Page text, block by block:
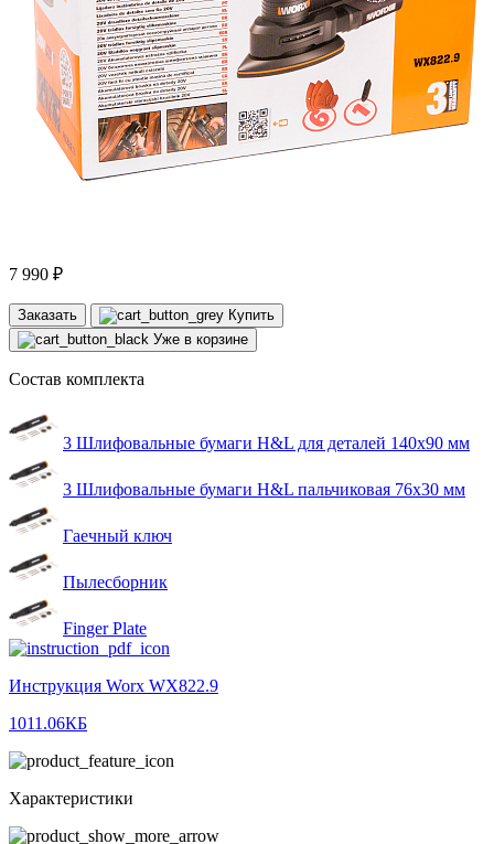
7 990 ₽
Заказать
Купить
Уже в корзине
Состав комплекта
3 Шлифовальные бумаги H&L для деталей 140x90 мм
3 Шлифовальные бумаги H&L пальчиковая 76x30 мм
Гаечный ключ
Пылесборник
Finger Plate
Инструкция Worx WX822.9
1011.06КБ
Характеристики